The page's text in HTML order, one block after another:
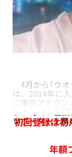
4月から「ウ
は、2014年に
に東京アナウン
リポーターを
初回登録は
年額